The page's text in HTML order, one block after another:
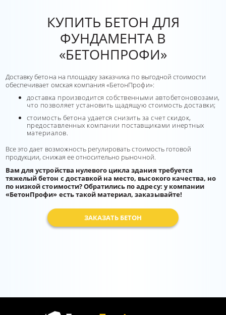
КУПИТЬ БЕТОН ДЛЯ
ФУНДАМЕНТА В
«БЕТОНПРОФИ»
Доставку бетона на площадку заказчика по выгодной стоимости
обеспечивает омская компания «БетонПрофи»:
доставка производится собственными автобетоновозами,
что позволяет установить щадящую стоимость доставки;
стоимость бетона удается снизить за счет скидок,
предоставленных компании поставщиками инертных
материалов.
Все это дает возможность регулировать стоимость готовой
продукции, снижая ее относительно рыночной.
Вам для устройства нулевого цикла здания требуется
тяжелый бетон с доставкой на место, высокого качества, но
по низкой стоимости? Обратились по адресу: у компании
«БетонПрофи» есть такой материал, заказывайте!
ЗАКАЗАТЬ БЕТОН